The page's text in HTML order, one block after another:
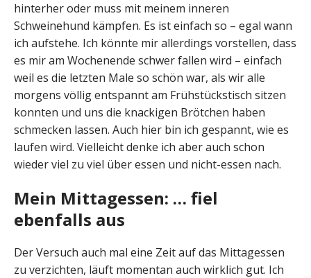
hinterher oder muss mit meinem inneren
Schweinehund kämpfen. Es ist einfach so – egal wann
ich aufstehe. Ich könnte mir allerdings vorstellen, dass
es mir am Wochenende schwer fallen wird – einfach
weil es die letzten Male so schön war, als wir alle
morgens völlig entspannt am Frühstückstisch sitzen
konnten und uns die knackigen Brötchen haben
schmecken lassen. Auch hier bin ich gespannt, wie es
laufen wird. Vielleicht denke ich aber auch schon
wieder viel zu viel über essen und nicht-essen nach.
Mein Mittagessen: … fiel
ebenfalls aus
Der Versuch auch mal eine Zeit auf das Mittagessen
zu verzichten, läuft momentan auch wirklich gut. Ich